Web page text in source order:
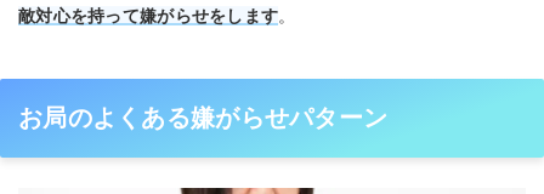
敵対心を持って嫌がらせをします。
お局のよくある嫌がらせパターン